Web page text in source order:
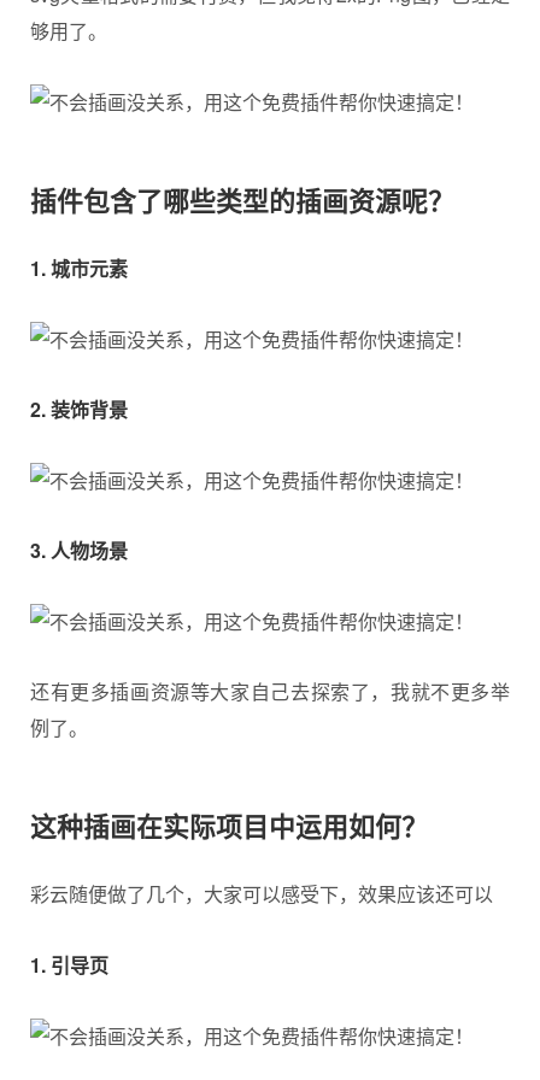
够用了。
插件包含了哪些类型的插画资源呢？
1. 城市元素
2. 装饰背景
3. 人物场景
还有更多插画资源等大家自己去探索了，我就不更多举
例了。
这种插画在实际项目中运用如何？
彩云随便做了几个，大家可以感受下，效果应该还可以
1. 引导页